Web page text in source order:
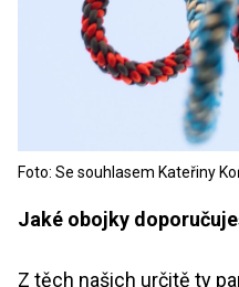
Foto: Se souhlasem Kateřiny
Jaké obojky
Z těch našich určitě ty